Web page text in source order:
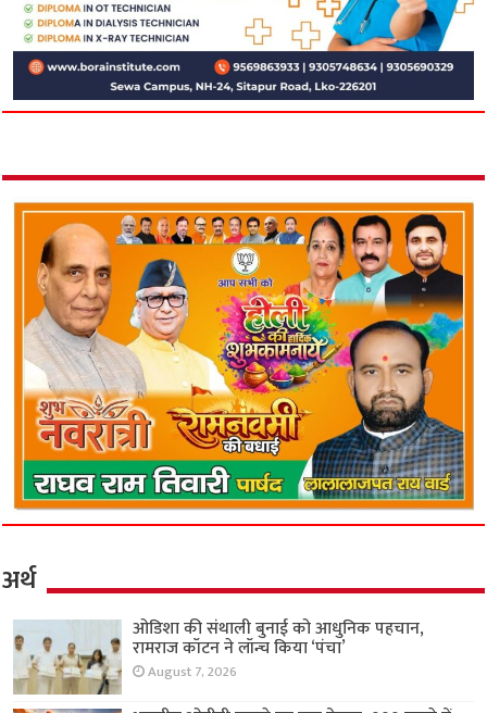
अर्थ
ओडिशा की संथाली बुनाई को आधुनिक पहचान,
रामराज कॉटन ने लॉन्च किया ‘पंचा’
August 7, 2026